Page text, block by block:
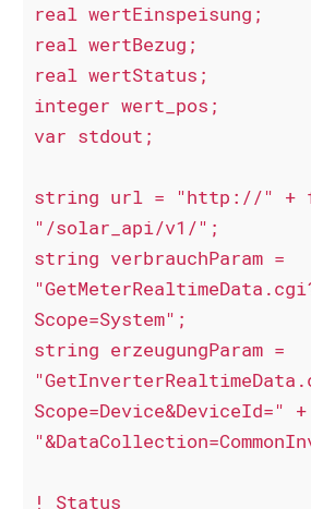
real wertEinspeisung;
real wertBezug;
real wertStatus;
integer wert_pos;
var stdout;
string url = "http://" +
"/solar_api/v1/";
string verbrauchParam =
Scope=System";
string erzeugungParam =
Scope=Device&DeviceId="
! Status